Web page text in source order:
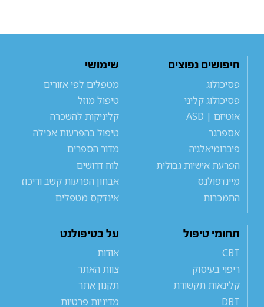
חיפושים נפוצים
פסיכולוג
פסיכולוג קליני
אוטיזם | ASD
אספרגר
פיברומיאלגיה
הפרעת אישיות גבולית
מיינדפולנס
התמכרות
שימושי
מטפלים לפי אזורים
טיפול מוזל
קליניקות להשכרה
טיפול בהפרעות אכילה
מדור הספרים
לוח דרושים
אבחון הפרעות קשב וריכוז
אינדקס מטפלים
תחומי טיפול
CBT
ריפוי בעיסוק
קלינאות תקשורת
DBT
על בטיפולנט
אודות
צוות האתר
תקנון אתר
מדיניות פרטיות